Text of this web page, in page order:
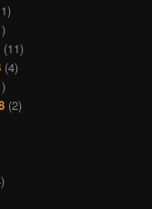
(11)
(4)
(2)